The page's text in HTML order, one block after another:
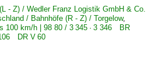
- Z) / Wedler Franz Logistik GmbH & Co.
/ Bahnhöfe (R - Z) / Torgelow,
100 km/h | 98 80 / 3 345 · 3 346 BR
DR V 60